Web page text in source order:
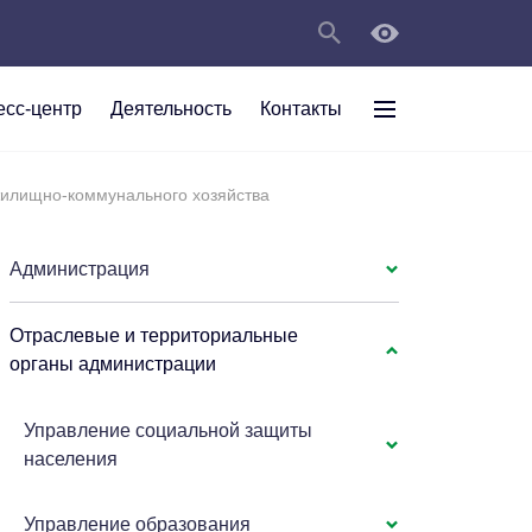
центр Деятельность Контакты
Анжеро-
в
коммунального хозяйства
Администрация
Отраслевые и территориальные
органы администрации
Управление социальной защиты
населения
Управление образования